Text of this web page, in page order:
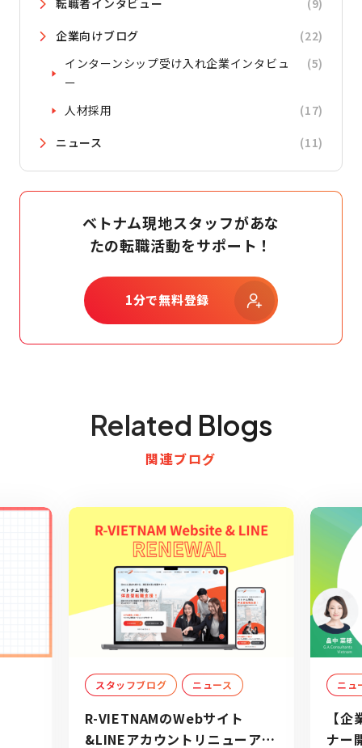
転職者インタビュー
(9)
企業向けブログ
(22)
インターンシップ受け入れ企業インタビュ
ー
(5)
人材採用
(17)
ニュース
(11)
ベトナム現地スタッフがあな
たの転職活動をサポート！
1分で無料登録
Related Blogs
関連ブログ
スタッフブログ ニュース
R-VIETNAMのWebサイト
&LINEアカウントリニューアル
ニュ
【
ナー